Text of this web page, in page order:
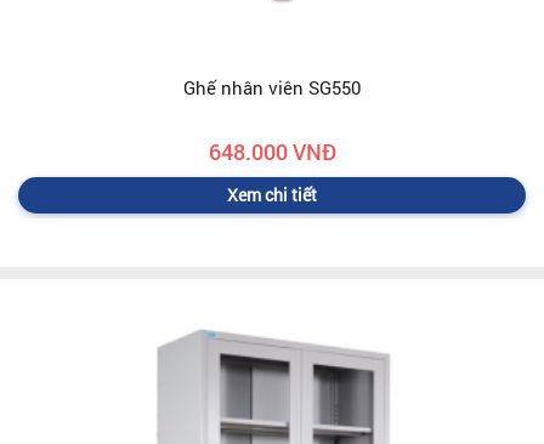
Ghế nhân viên SG550
648.000 VNĐ
Xem chi tiết